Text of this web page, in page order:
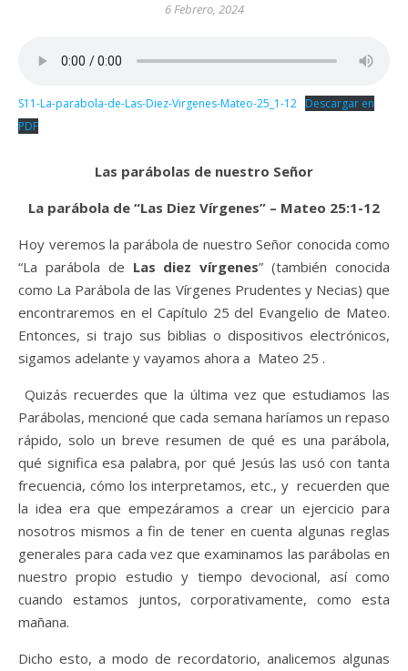
6 Febrero, 2024
S11-La-parabola-de-Las-Diez-Virgenes-Mateo-25_1-12 Descargar en
PDF
Las parábolas de nuestro Señor
La parábola de “Las Diez Vírgenes” – Mateo 25:1-12
Hoy veremos la parábola de nuestro Señor conocida como
“La parábola de Las diez vírgenes” (también conocida
como La Parábola de las Vírgenes Prudentes y Necias) que
encontraremos en el Capítulo 25 del Evangelio de Mateo.
Entonces, si trajo sus biblias o dispositivos electrónicos,
sigamos adelante y vayamos ahora a Mateo 25 .
Quizás recuerdes que la última vez que estudiamos las
Parábolas, mencioné que cada semana haríamos un repaso
rápido, solo un breve resumen de qué es una parábola,
qué significa esa palabra, por qué Jesús las usó con tanta
frecuencia, cómo los interpretamos, etc., y recuerden que
la idea era que empezáramos a crear un ejercicio para
nosotros mismos a fin de tener en cuenta algunas reglas
generales para cada vez que examinamos las parábolas en
nuestro propio estudio y tiempo devocional, así como
cuando estamos juntos, corporativamente, como esta
mañana.
Dicho esto, a modo de recordatorio, analicemos algunas